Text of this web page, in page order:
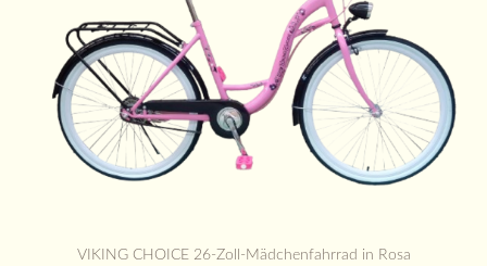
VIKING CHOICE 26-Zoll-Mädchenfahrrad in Rosa